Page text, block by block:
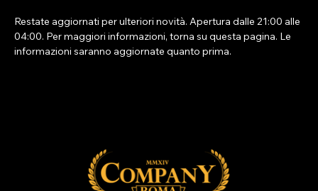
Restate aggiornati per ulteriori novità. Apertura dalle 21:00 alle
04:00. Per maggiori informazioni, torna su questa pagina. Le
informazioni saranno aggiornate quanto prima.